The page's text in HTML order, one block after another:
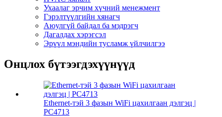
Ухаалаг эрчим хүчний менежмент
Гэрэлтүүлгийн хянагч
Аюулгүй байдал ба мэдрэгч
Дагалдах хэрэгсэл
Эрүүл мэндийн тусламж үйлчилгээ
Онцлох бүтээгдэхүүнүүд
Ethernet-тэй 3 фазын WiFi цахилгаан дэлгэц |
PC4713